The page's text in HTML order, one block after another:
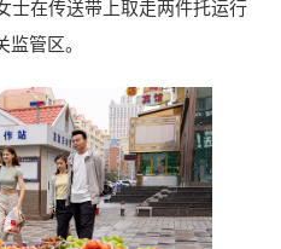
士在传送带上取走两件托运行
管区。